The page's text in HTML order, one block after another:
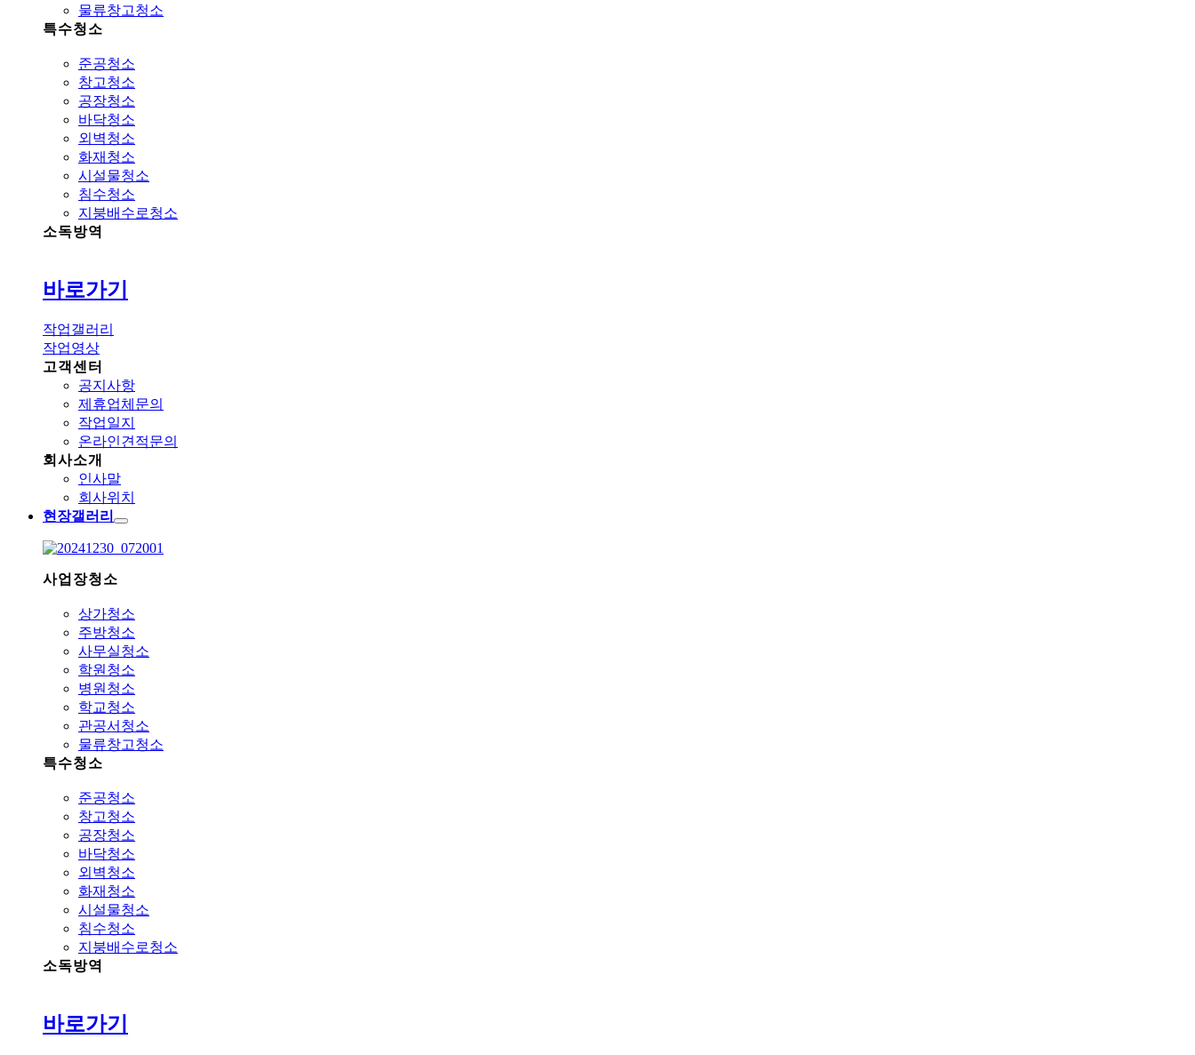
물류창고청소
특수청소
준공청소
창고청소
공장청소
바닥청소
외벽청소
화재청소
시설물청소
침수청소
지붕배수로청소
소독방역
바로가기
작업갤러리
작업영상
고객센터
공지사항
제휴업체문의
작업일지
온라인견적문의
회사소개
인사말
회사위치
현장갤러리
사업장청소
상가청소
주방청소
사무실청소
학원청소
병원청소
학교청소
관공서청소
물류창고청소
특수청소
준공청소
창고청소
공장청소
바닥청소
외벽청소
화재청소
시설물청소
침수청소
지붕배수로청소
소독방역
바로가기